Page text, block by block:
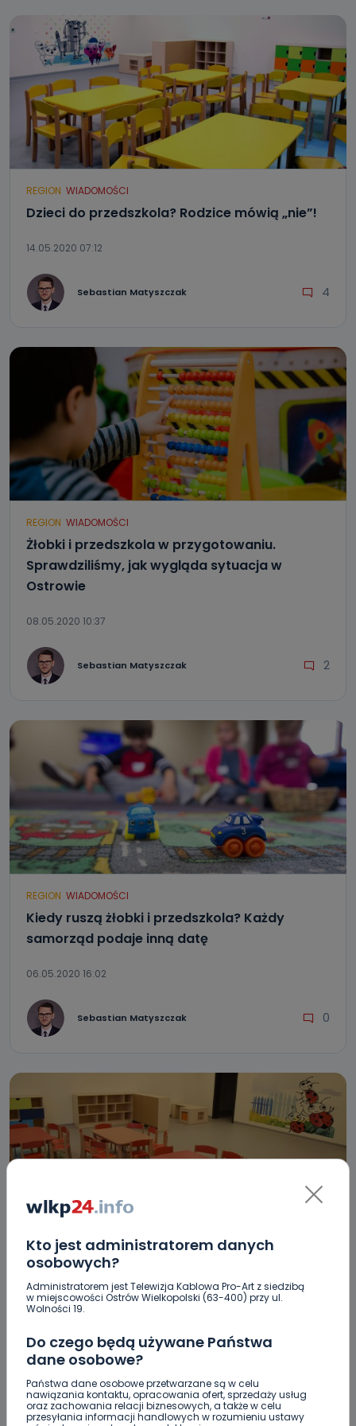
Kto jest administratorem danych
osobowych?
Administratorem jest Telewizja Kablowa Pro-Art z siedzibą
w miejscowości Ostrów Wielkopolski (63-400) przy ul.
Wolności 19.
Do czego będą używane Państwa
dane osobowe?
Państwa dane osobowe przetwarzane są w celu
nawiązania kontaktu, opracowania ofert, sprzedaży usług
oraz zachowania relacji biznesowych, a także w celu
przesyłania informacji handlowych w rozumieniu ustawy
REGION WIADOMOŚCI
Dzieci do przedszkola? Rodzice mówią „nie”!
14.05.2020 07:12
Sebastian Matyszczak 4
REGION WIADOMOŚCI
Żłobki i przedszkola w przygotowaniu.
Sprawdziliśmy, jak wygląda sytuacja w
Ostrowie
08.05.2020 10:37
Sebastian Matyszczak 2
REGION WIADOMOŚCI
Kiedy ruszą żłobki i przedszkola? Każdy
samorząd podaje inną datę
06.05.2020 16:02
Sebastian Matyszczak 0
REGION WIADOMOŚCI
Wójt Gminy Ostrów Wielkopolski zdecydował.
Czy przedszkola zostaną otwarte?